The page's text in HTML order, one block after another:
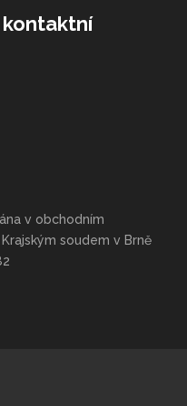
kontaktní
v obchodním
soudem v Brně